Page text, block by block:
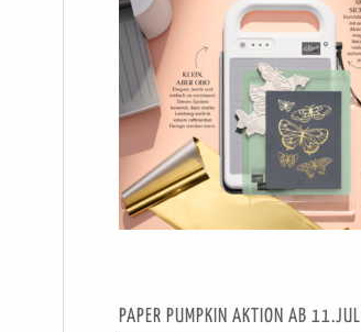
PAPER PUMPKIN AKTION AB 11.JULI